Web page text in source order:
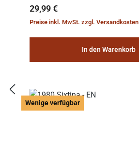
Regulärer Preis:
29,99 €
Preise inkl. MwSt. zzgl. Versandkosten
In den Warenkorb
Wenige verfügbar